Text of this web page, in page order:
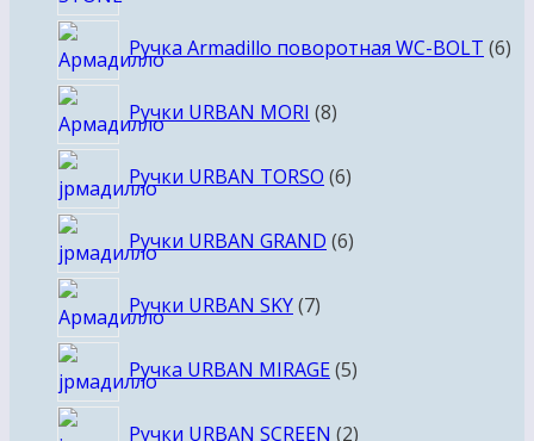
Ручка Armadillo поворотная WC-BOLT 66
Ручки URBAN MORI 88
Ручки URBAN TORSO 66
Ручки URBAN GRAND 66
Ручки URBAN SKY 77
Ручка URBAN MIRAGE 55
Ручки URBAN SCREEN 22